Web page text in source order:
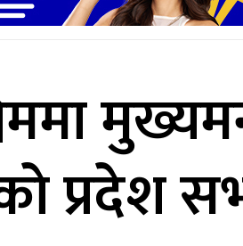
प्रदेश